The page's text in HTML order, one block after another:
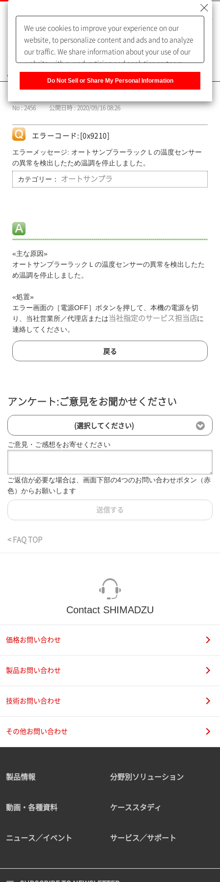
よくあるご質問（FAQ）
No : 2456 公開日時 : 2020/09/16 08:26
エラーコード:[0x9210]
エラーメッセージ: オートサンプラーラックＬの温度センサー
の異常を検出したため温調を停止しました。
カテゴリー： オートサンプラ
«主な原因»
オートサンプラーラックＬの温度センサーの異常を検出したた
め温調を停止しました。
«処置»
エラー画面の［電源OFF］ボタンを押して、本機の電源を切
り、当社営業所／代理店または 当社指定のサービス担当店に
連絡してください。
戻る
アンケート:ご意見をお聞かせください
(選択してください)
ご意見・ご感想をお寄せください
ご返信が必要な場合は、画面下部の4つのお問い合わせボタン（赤
色）からお願いします
送信する
< FAQ TOP
Contact SHIMADZU
価格お問い合わせ
製品お問い合わせ
技術お問い合わせ
その他お問い合わせ
製品情報 分野別ソリューション
動画・各種資料 ケーススタディ
ニュース／イベント サービス／サポート
We use cookies to improve your experience on our
website, to personalize content and ads and to analyze
our traffic. We share information about your use of our
website with our advertising and analytics partners,
of our sharing information about you with our partners.
Information] to customize your cookie settings on our
Do Not Sell or Share My Personal Information